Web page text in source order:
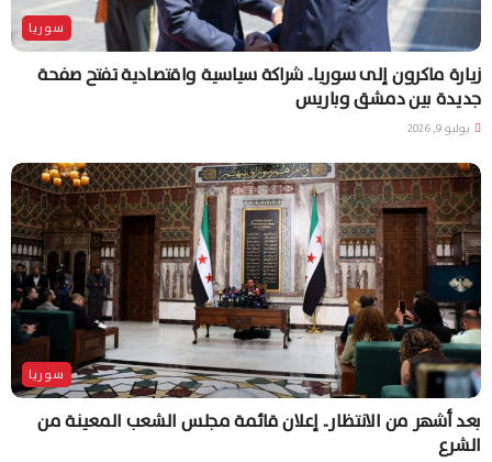
سوريا
زيارة ماكرون إلى سوريا.. شراكة سياسية واقتصادية تفتح صفحة
جديدة بين دمشق وباريس
يوليو 9, 2026
سوريا
بعد أشهر من الانتظار.. إعلان قائمة مجلس الشعب المعينة من
الشرع